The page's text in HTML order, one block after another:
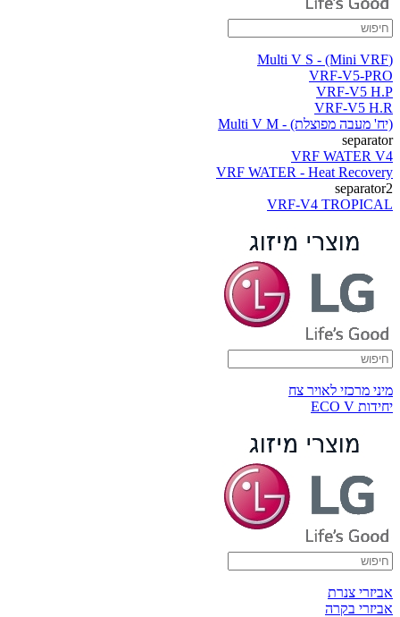
(Multi V S - (Mini VRF
VRF-V5-PRO
VRF-V5 H.P
VRF-V5 H.R
(יח' מעבה מפוצלת) - Multi V M
separator
VRF WATER V4
VRF WATER - Heat Recovery
separator2
VRF-V4 TROPICAL
מיני מרכזי לאויר צח
יחידות ECO V
אביזרי צנרת
אביזרי בקרה